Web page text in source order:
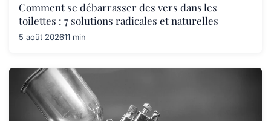
Comment se débarrasser des vers dans les
toilettes : 7 solutions radicales et naturelles
5 août 202611 min